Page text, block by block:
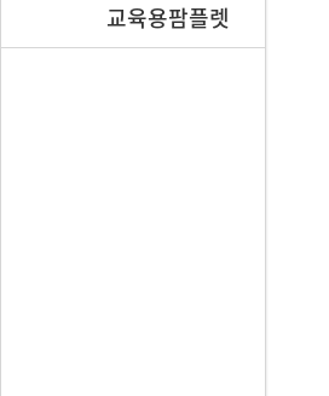
교육용팜플렛